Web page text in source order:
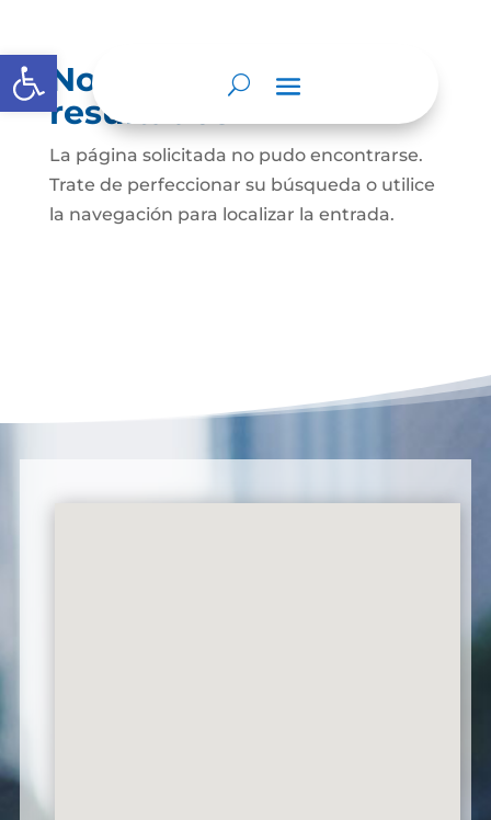
Abrir barra de herramientas
No se encontraron
resultados
La página solicitada no pudo encontrarse.
Trate de perfeccionar su búsqueda o utilice
la navegación para localizar la entrada.